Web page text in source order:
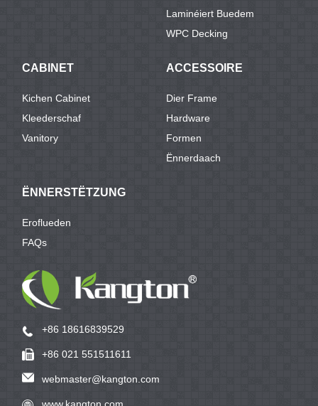
Laminéiert Buedem
WPC Decking
CABINET
Kichen Cabinet
Kleederschaf
Vanitory
ACCESSOIRE
Dier Frame
Hardware
Formen
Ënnerdaach
ËNNERSTËTZUNG
Eroflueden
FAQs
+86 18616839529
+86 021 551511611
webmaster@kangton.com
www.kangton.com